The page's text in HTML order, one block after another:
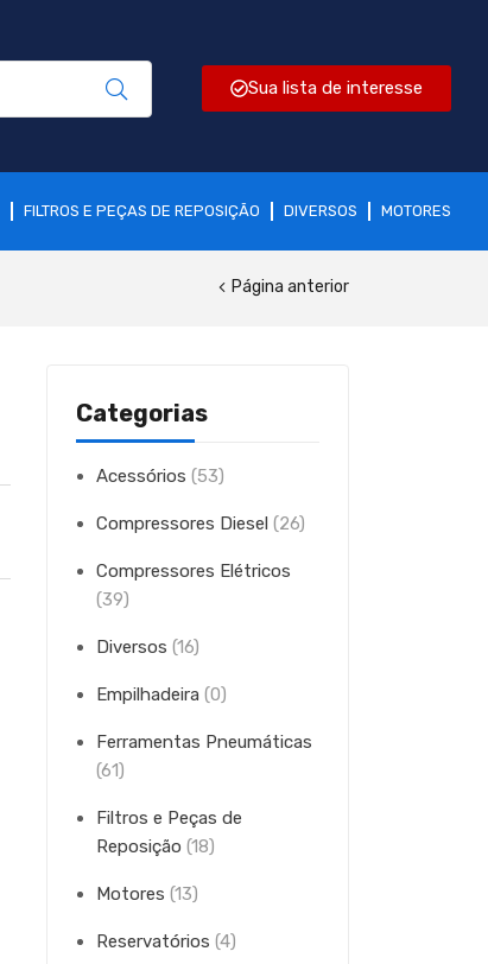
Sua lista de interesse
FILTROS E PEÇAS DE REPOSIÇÃO DIVERSOS MOTORES
Página anterior
Categorias
Acessórios (53)
Compressores Diesel (26)
Compressores Elétricos
(39)
Diversos (16)
Empilhadeira (0)
Ferramentas Pneumáticas
(61)
Filtros e Peças de
Reposição (18)
Motores (13)
Reservatórios (4)